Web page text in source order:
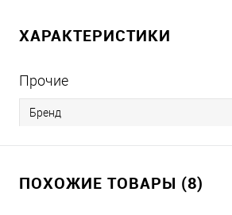
ХАРАКТЕРИСТИКИ
Прочие
Бренд
ПОХОЖИЕ ТОВАРЫ (8)